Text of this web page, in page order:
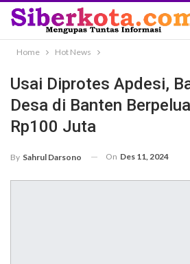
Home Hot News
Usai Diprotes Apdesi,
Desa di Banten
Rp100 Juta
By Sahrul Darsono On Des 11, 2024